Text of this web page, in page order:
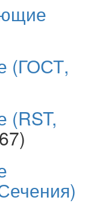
(ГОСТ,
(RST,